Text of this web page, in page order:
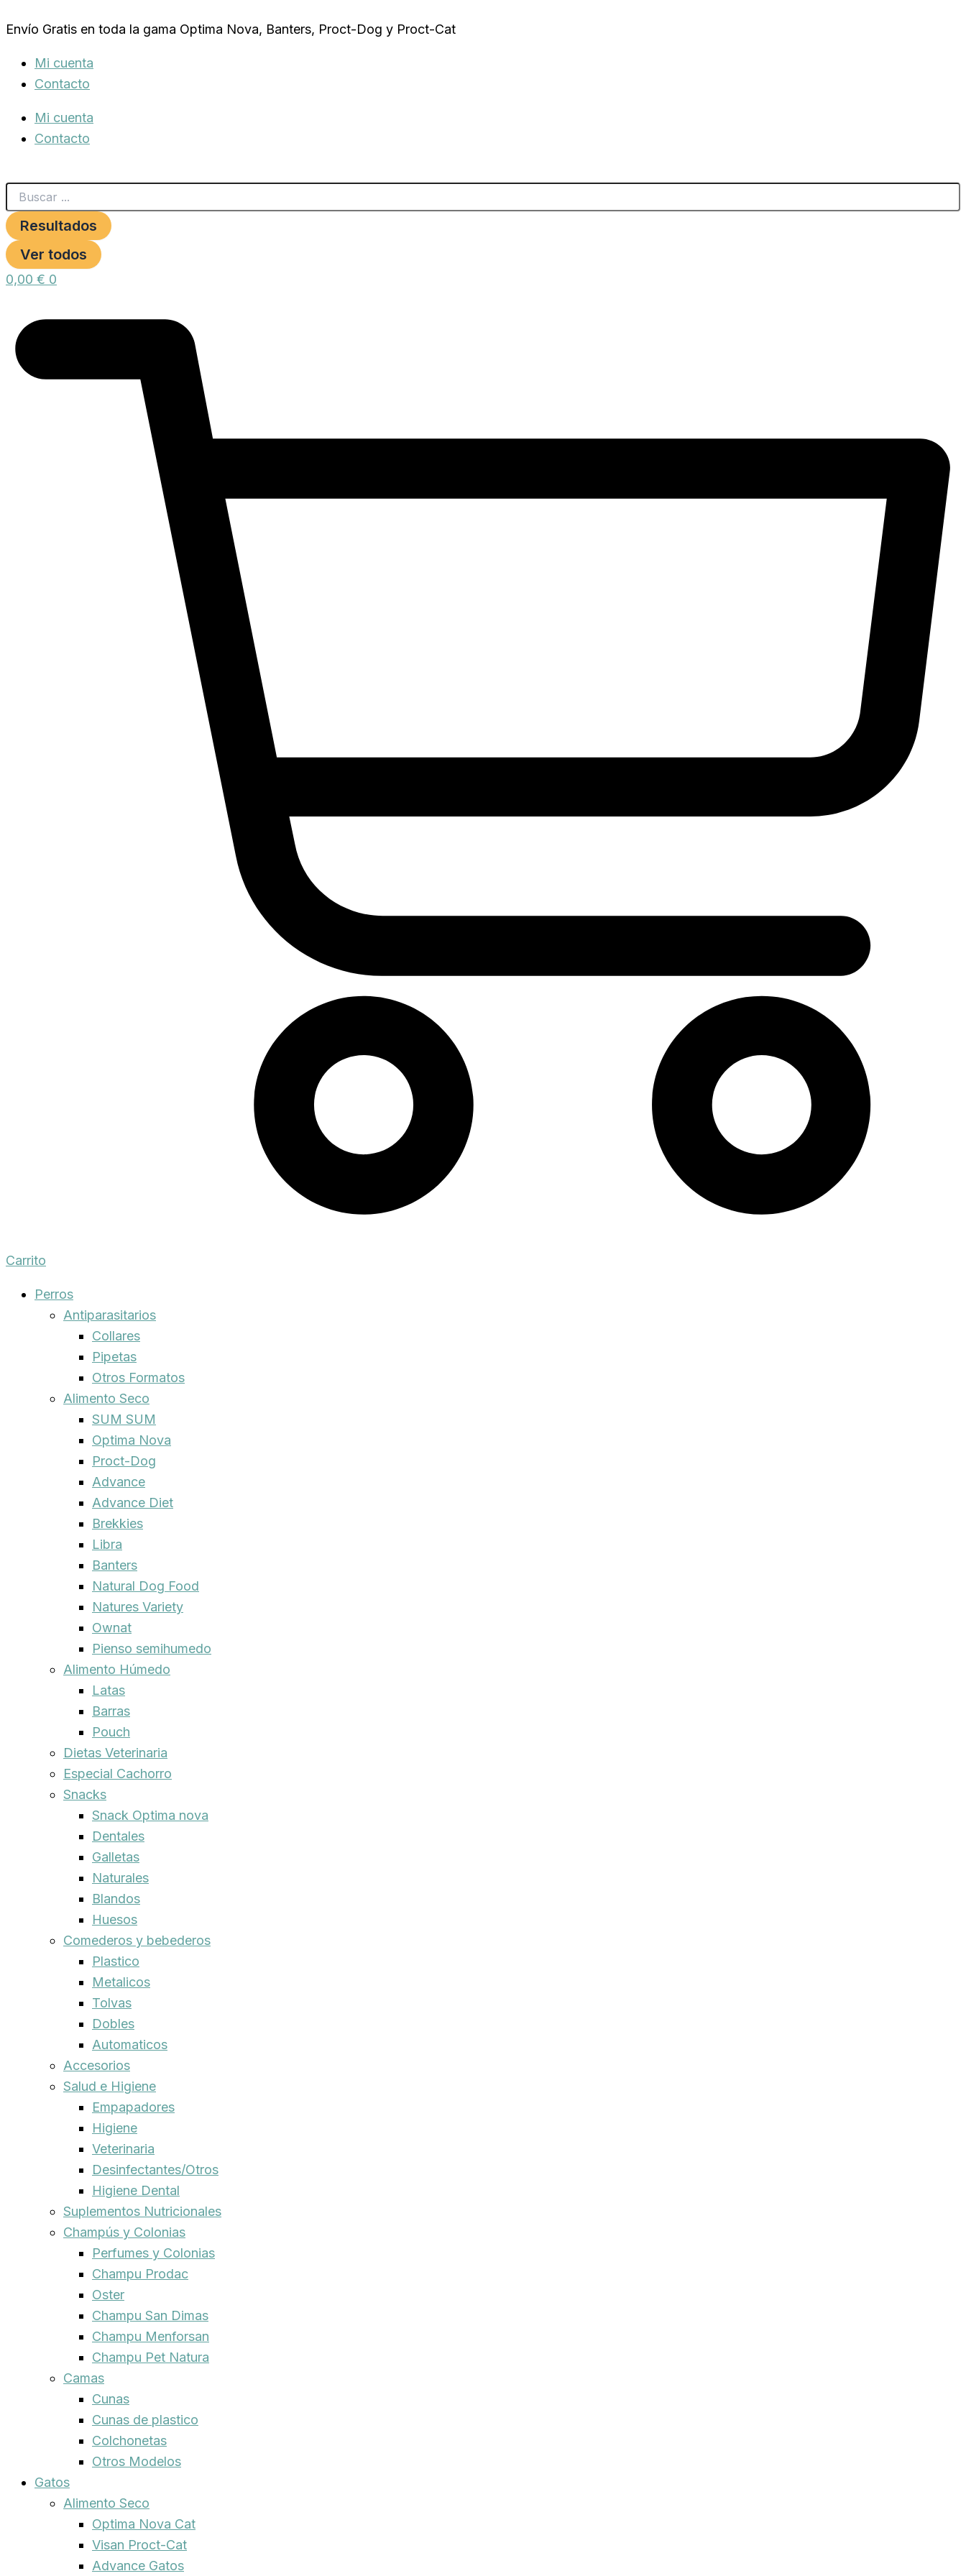
al
Envío Gratis en toda la gama Optima Nova, Banters, Proct-Dog y Proct-Cat
Mi cuenta
Contacto
Mi cuenta
Contacto
Resultados
Ver todos
0,00 € 0
Carrito
Perros
Antiparasitarios
Collares
Pipetas
Otros Formatos
Alimento Seco
SUM SUM
Optima Nova
Proct-Dog
Advance
Advance Diet
Brekkies
Libra
Banters
Natural Dog Food
Natures Variety
Ownat
Pienso semihumedo
Alimento Húmedo
Latas
Barras
Pouch
Dietas Veterinaria
Especial Cachorro
Snacks
Snack Optima nova
Dentales
Galletas
Naturales
Blandos
Huesos
Comederos y bebederos
Plastico
Metalicos
Tolvas
Dobles
Automaticos
Accesorios
Salud e Higiene
Empapadores
Higiene
Veterinaria
Desinfectantes/Otros
Higiene Dental
Suplementos Nutricionales
Champús y Colonias
Perfumes y Colonias
Champu Prodac
Oster
Champu San Dimas
Champu Menforsan
Champu Pet Natura
Camas
Cunas
Cunas de plastico
Colchonetas
Otros Modelos
Gatos
Alimento Seco
Optima Nova Cat
Visan Proct-Cat
Advance Gatos
FORTE